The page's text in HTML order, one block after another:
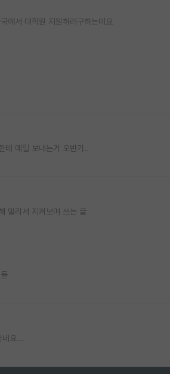
에서 대학원 지원하려구하는데요
테 메일 보내는거 오반가..
멀리서 지켜보며 쓰는 글
요...